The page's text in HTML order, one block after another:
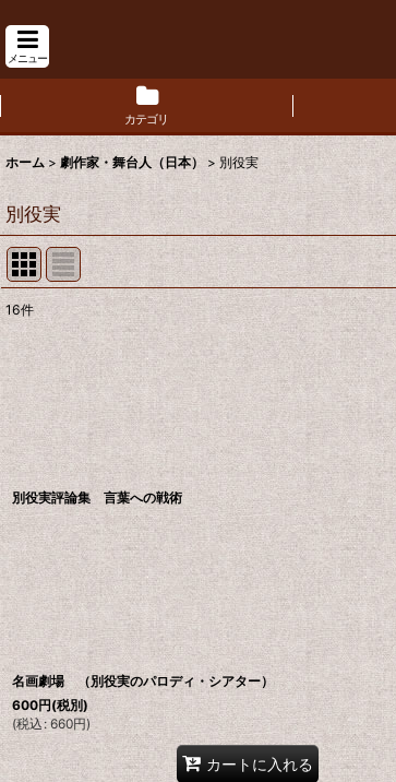
メニュー
カテゴリ
ホーム > 劇作家・舞台人（日本） > 別役実
別役実
表示数:
並び順:
16件
別役実評論集 言葉への戦術
名画劇場 （別役実のパロディ・シアター）
600円(税別)
(税込 : 660円)
カートに入れる